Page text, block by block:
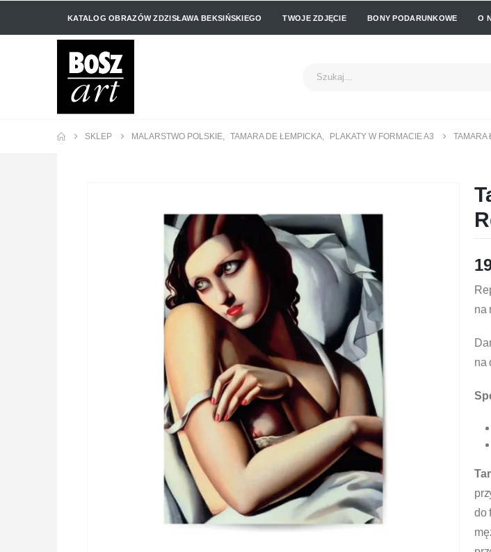
KATALOG OBRAZÓW ZDZISŁAWA BEKSIŃSKIEGO TWOJE ZDJĘCIE BONY PODARUNKOWE O
SKLEP MALARSTWO POLSKIE, TAMARA DE ŁEMPICKA, PLAKATY W FORMACIE A3 TAMARA
na
na
do